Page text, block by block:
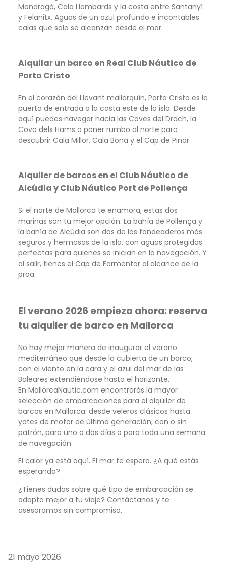
Mondragó, Cala Llombards y la costa entre Santanyí
y Felanitx. Aguas de un azul profundo e incontables
calas que solo se alcanzan desde el mar.
Alquilar un barco en Real Club Náutico de
Porto Cristo
En el corazón del Llevant mallorquín, Porto Cristo es la
puerta de entrada a la costa este de la isla. Desde
aquí puedes navegar hacia las Coves del Drach, la
Cova dels Hams o poner rumbo al norte para
descubrir Cala Millor, Cala Bona y el Cap de Pinar.
Alquiler de barcos en el Club Náutico de
Alcúdia y Club Náutico Port de Pollença
Si el norte de Mallorca te enamora, estas dos
marinas son tu mejor opción. La bahía de Pollença y
la bahía de Alcúdia son dos de los fondeaderos más
seguros y hermosos de la isla, con aguas protegidas
perfectas para quienes se inician en la navegación. Y
al salir, tienes el Cap de Formentor al alcance de la
proa.
El verano 2026 empieza ahora: reserva
tu alquiler de barco en Mallorca
No hay mejor manera de inaugurar el verano
mediterráneo que desde la cubierta de un barco,
con el viento en la cara y el azul del mar de las
Baleares extendiéndose hasta el horizonte.
En MallorcaNautic.com encontrarás la mayor
selección de embarcaciones para el alquiler de
barcos en Mallorca: desde veleros clásicos hasta
yates de motor de última generación, con o sin
patrón, para uno o dos días o para toda una semana
de navegación.
El calor ya está aquí. El mar te espera. ¿A qué estás
esperando?
¿Tienes dudas sobre qué tipo de embarcación se
adapta mejor a tu viaje? Contáctanos y te
asesoramos sin compromiso.
21 mayo 2026